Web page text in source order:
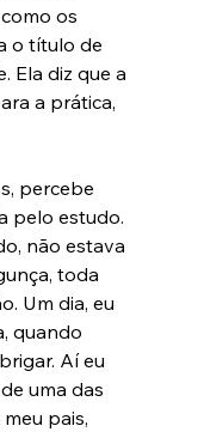
os
o título de
Ela diz que a
a prática,
percebe
pelo estudo.
não estava
toda
Um dia, eu
quando
Aí eu
uma das
pais,